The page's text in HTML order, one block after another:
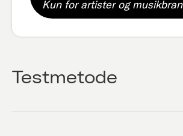
Kun for artister og
Testmetode